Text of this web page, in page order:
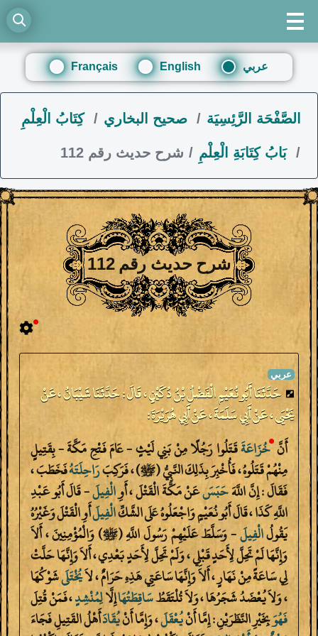
Français English عربي
الصَّفْحَة الرَّئِسِيَة صحيح البخاري كِتَابُ الْعِلْمِ
بَابُ كِتَابَةِ الْعِلْمِ شرح حديث رقم 112
شرح حديث رقم 112
حَدَّثَنَا أَبُو نُعَيْمٍ الْفَضْلُ بْنُ دُكَيْنٍ ، قَالَ : حَدَّثَنَا شَيْبَانُ ، عَنْ
يَحْيَى ، عَنْ أَبِي سَلَمَةَ ، عَنْ أَبِي هُرَيْرَةَ :
أَنَّخُزَاعَةَقَتَلُوا رَجُلًا مِنْ بَنِي لَيْثٍ - عَامَ فَتْحِ مَكَّةَ - بِقَتِيلٍ
مِنْهُمْ قَتَلُوهُ ، فَأُخْبِرَ بِذَلِكَ النَّبِيُّ (ﷺ) ، فَرَكِبَرَاحِلَتَهُفَخَطَبَ ،
فَقَالَ : إِنَّ اللَّهَحَبَسَعَنْ مَكَّةَ الْقَتْلَ ، أَوِالْفِيلَ- قَالَ أَبُو عَبْدِ
اللَّهِ كَذَا ، قَالَ أَبُو نُعَيْمٍ وَاجْعَلُوهُ عَلَى الشَّكِّالْفِيلَأَوِ الْقَتْلَ وَغَيْرُهُ
يَقُولُالْفِيلَ- وَسَلَّطَ عَلَيْهِمْ رَسُولَ اللَّهِ (ﷺ) وَالْمُؤْمِنِينَ ، أَلاَ
وَإِنَّهَا لَمْ تَحِلَّ لِأَحَدٍ قَبْلِي ، وَلَمْ تَحِلَّ لِأَحَدٍ بَعْدِي ، أَلاَ وَإِنَّهَا حَلَّتْ
لِي سَاعَةً مِنْ نَهَارٍ ، أَلاَ وَإِنَّهَا سَاعَتِي هَذِهِ حَرَامٌ ، لاَيُخْتَلَىشَوْكُهَا
، وَلاَ يُعْضَدُ شَجَرُهَا ، وَلاَ تُلْتَقَطُسَاقِطَتُهَاإِلَّالِمُنْشِدٍ، فَمَنْ قُتِلَ
فَهُوَبِخَيْرِ النَّظَرَيْنِ : إِمَّا أَنْيُعْقَلَ، وَإِمَّا أَنْيُقَادَأَهْلُ القَتِيلِ فَجَاءَ